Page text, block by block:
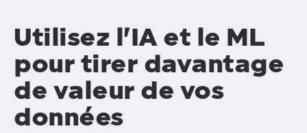
Utilisez l'IA et le ML
pour tirer davantage
de valeur de vos
données